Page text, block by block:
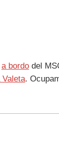
a bordo del
Valeta.